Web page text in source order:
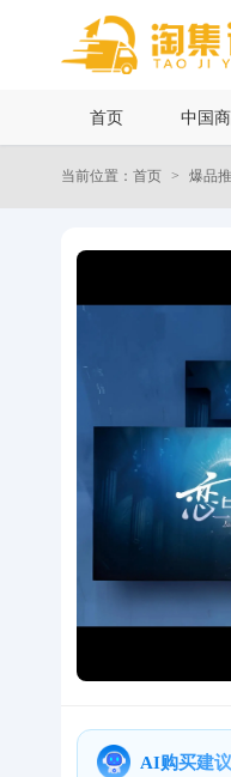
首页 中国
当前位置：首页 爆品
AI购买建议